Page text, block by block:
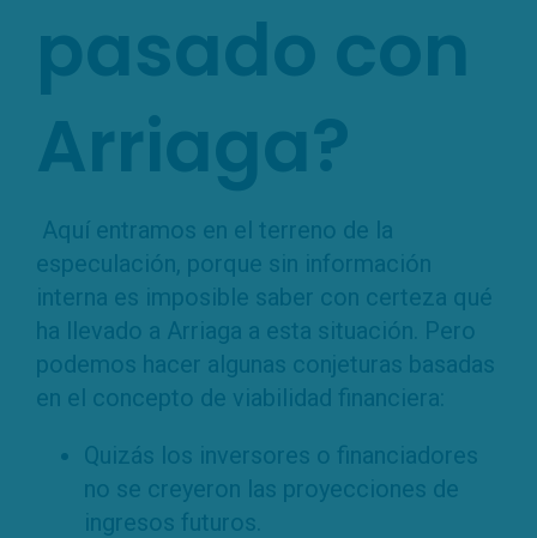
pasado con
Arriaga?
Aquí entramos en el terreno de la
especulación, porque sin información
interna es imposible saber con certeza qué
ha llevado a Arriaga a esta situación. Pero
podemos hacer algunas conjeturas basadas
en el concepto de viabilidad financiera:
Quizás los inversores o financiadores
no se creyeron las proyecciones de
ingresos futuros.